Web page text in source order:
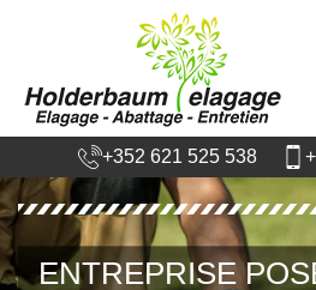
+352 621 525 538
ENTREPRISE